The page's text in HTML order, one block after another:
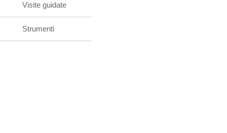
Visite guidate
Strumenti